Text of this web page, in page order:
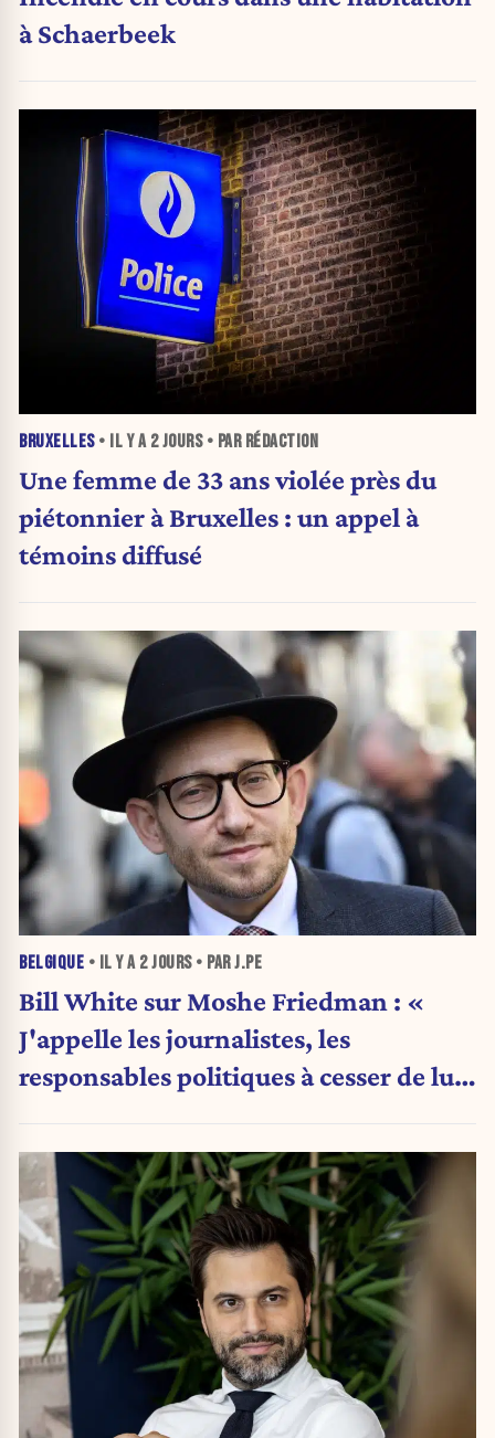
à Schaerbeek
BRUXELLES• IL Y A 2 JOURS• PAR RÉDACTION
Une femme de 33 ans violée près du
piétonnier à Bruxelles : un appel à
témoins diffusé
BELGIQUE • IL Y A 2 JOURS• PAR J.PE
Bill White sur Moshe Friedman : «
J'appelle les journalistes, les
responsables politiques à cesser de lui